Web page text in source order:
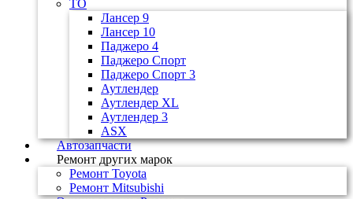
ТО
Лансер 9
Лансер 10
Паджеро 4
Паджеро Спорт
Паджеро Спорт 3
Аутлендер
Аутлендер ХL
Аутлендер 3
ASX
Автозапчасти
Ремонт других марок
Ремонт Toyota
Ремонт Mitsubishi